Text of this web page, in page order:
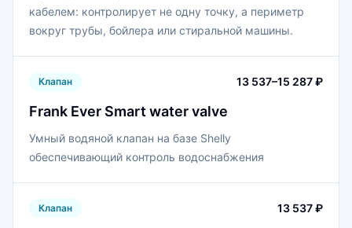
кабелем: контролирует не одну точку, а периметр
вокруг трубы, бойлера или стиральной машины.
Клапан 13 537–15 287 ₽
Frank Ever Smart water valve
Умный водяной клапан на базе Shelly
обеспечивающий контроль водоснабжения
Клапан 13 537 ₽